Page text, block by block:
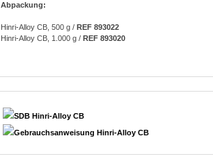
Abpackung:
Hinri-Alloy CB, 500 g / REF 893022
Hinri-Alloy CB, 1.000 g / REF 893020
SDB Hinri-Alloy CB
Gebrauchsanweisung Hinri-Alloy CB